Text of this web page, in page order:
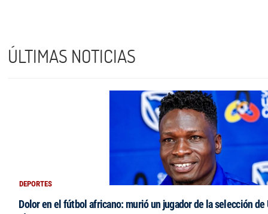
ÚLTIMAS NOTICIAS
DEPORTES
Dolor en el fútbol africano: murió un jugador de la selección